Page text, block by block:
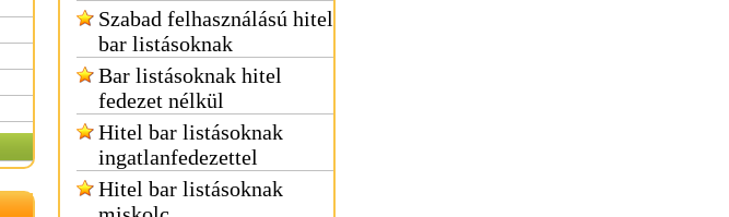
Szabad felhasználású hitel
bar listásoknak
Bar listásoknak hitel
fedezet nélkül
Hitel bar listásoknak
ingatlanfedezettel
Hitel bar listásoknak